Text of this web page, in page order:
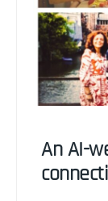
An AI-